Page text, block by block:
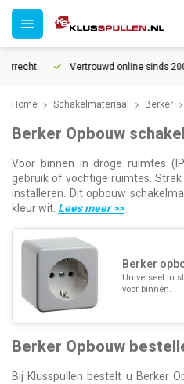
Vertrouwd online sinds
Home Schakelmateriaal Berker
Berker Opbouw
Voor binnen in droge ruimtes
gebruik of vochtige ruimtes.
installeren. Dit opbouw
kleur wit. Lees meer>>
Berker
Universeel in
voor binnen.
Berker Opbouw
Bij Klusspullen bestelt u Berker